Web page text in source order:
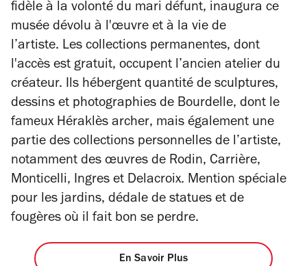
fidèle à la volonté du mari défunt, inaugura ce
musée dévolu à l'œuvre et à la vie de
l’artiste. Les collections permanentes, dont
l'accès est gratuit, occupent l’ancien atelier du
créateur. Ils hébergent quantité de sculptures,
dessins et photographies de Bourdelle, dont le
fameuxHéraklès archer, mais également une
partie des collections personnelles de l’artiste,
notamment des œuvres de Rodin, Carrière,
Monticelli, Ingres et Delacroix. Mention spéciale
pour les jardins, dédale de statues et de
fougères où il fait bon se perdre.
En Savoir Plus